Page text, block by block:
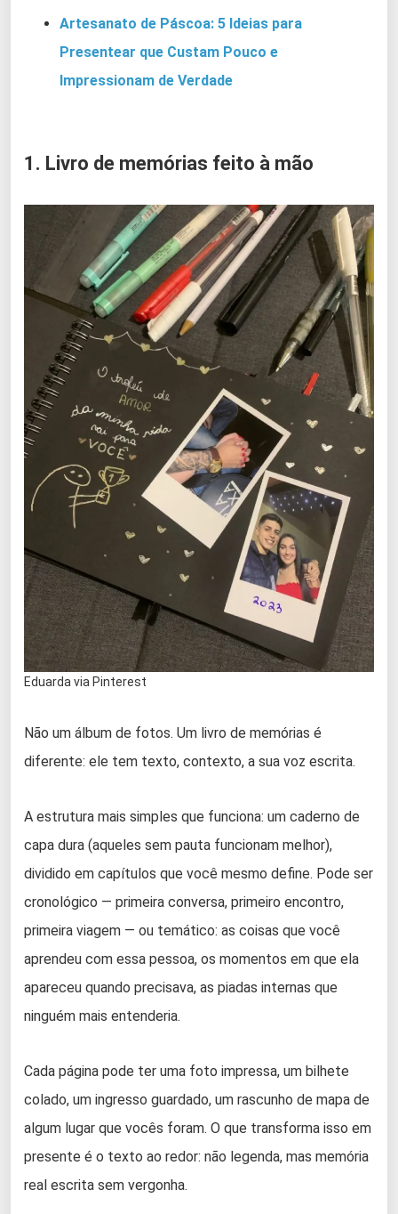
Artesanato de Páscoa: 5 Ideias para
Presentear que Custam Pouco e
Impressionam de Verdade
1. Livro de memórias feito à mão
Eduarda via Pinterest
Não um álbum de fotos. Um livro de memórias é
diferente: ele tem texto, contexto, a sua voz escrita.
A estrutura mais simples que funciona: um caderno de
capa dura (aqueles sem pauta funcionam melhor),
dividido em capítulos que você mesmo define. Pode ser
cronológico — primeira conversa, primeiro encontro,
primeira viagem — ou temático: as coisas que você
aprendeu com essa pessoa, os momentos em que ela
apareceu quando precisava, as piadas internas que
ninguém mais entenderia.
Cada página pode ter uma foto impressa, um bilhete
colado, um ingresso guardado, um rascunho de mapa de
algum lugar que vocês foram. O que transforma isso em
presente é o texto ao redor: não legenda, mas memória
real escrita sem vergonha.